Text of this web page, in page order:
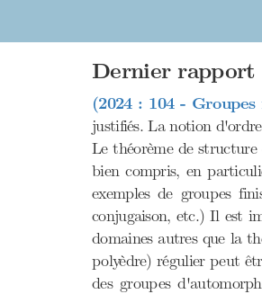
Dernier
(2024 : 104 -
justifiés. La notion
Le théorème de
bien compris, en
exemples de groupes
conjugaison, etc.) Il est
domaines autres que la
polyèdre) régulier peut
des groupes